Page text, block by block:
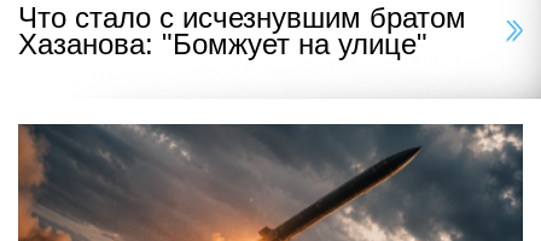
Что стало с исчезнувшим братом
Хазанова: "Бомжует на улице"